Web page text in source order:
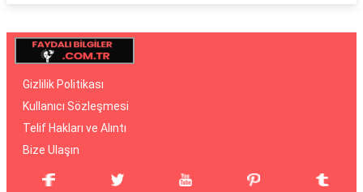
Gizlilik Politikası
Kullanıcı Sözleşmesi
Telif Hakları ve Alıntı
Bize Ulaşın